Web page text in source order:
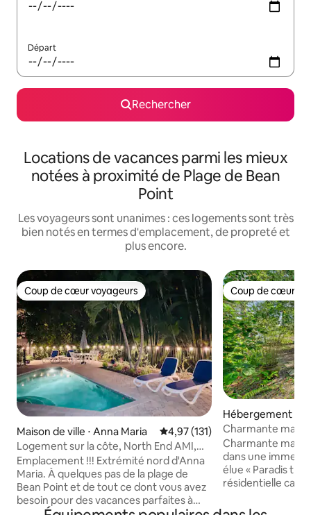
Départ
Rechercher
Locations de vacances parmi les mieux
notées à proximité de Plage de Bean
Point
Les voyageurs sont unanimes : ces logements sont très
bien notés en termes d'emplacement, de propreté et
plus encore.
Coup de cœur voyageurs
Coup de cœur voyageurs
Maison de ville ⋅ Anna Maria Évaluation moyenne sur la
4,97 (131)
Logement sur la côte, North End AMI,
plage à 5 min à pied
Emplacement !!! Extrémité nord d'Anna
Maria. À quelques pas de la plage de
Bean Point et de tout ce dont vous avez
besoin pour des vacances parfaites à
Coup de cœur
Coup de cœur
Hébergement ⋅
Charmante
d'immenses
Charmante
dans une
élue « Paradis
résidentielle
tropicale